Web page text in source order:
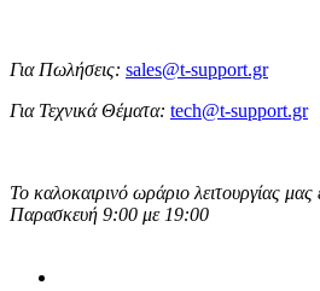
Για Πωλήσεις: sales@t-support.gr
Για Τεχνικά Θέματα: tech@t-support.gr
Το καλοκαιρινό ωράριο λειτουργίας μας
Παρασκευή 9:00 με 19:00